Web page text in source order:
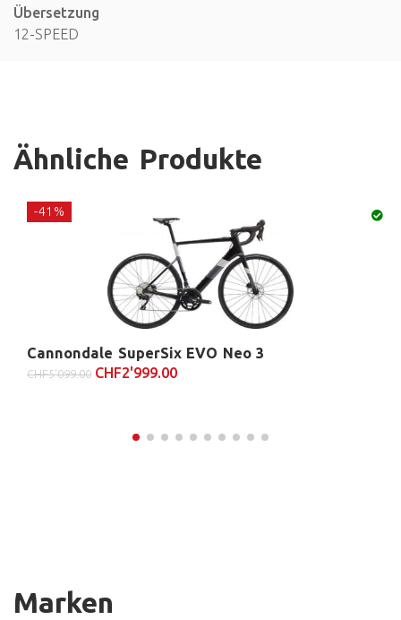
Übersetzung
12-SPEED
Ähnliche Produkte
-41%
Cannondale SuperSix EVO Neo 3
CHF5'099.00 CHF2'999.00
Marken